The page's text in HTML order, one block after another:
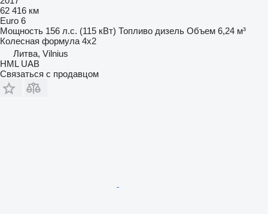
62 416 км
Euro 6
Мощность 156 л.с. (115 кВт) Топливо дизель Объем 6,24 м³
Колесная формула 4x2
Литва, Vilnius
HML UAB
Связаться с продавцом